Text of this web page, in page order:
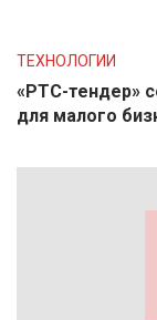
ТЕХНОЛОГИИ
«РТС-тендер»
для малого